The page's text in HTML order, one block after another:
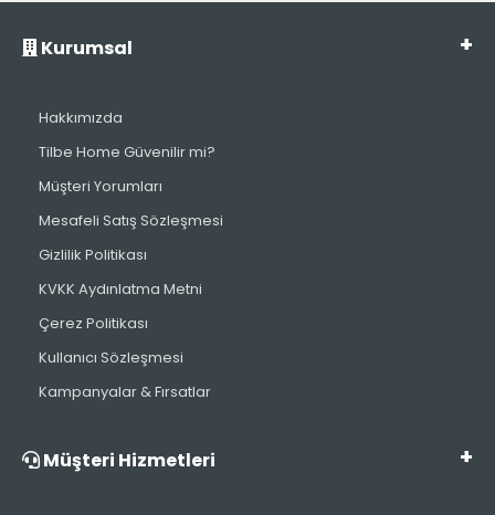
Kurumsal
Hakkımızda
Tilbe Home Güvenilir mi?
Müşteri Yorumları
Mesafeli Satış Sözleşmesi
Gizlilik Politikası
KVKK Aydınlatma Metni
Çerez Politikası
Kullanıcı Sözleşmesi
Kampanyalar & Fırsatlar
Müşteri Hizmetleri